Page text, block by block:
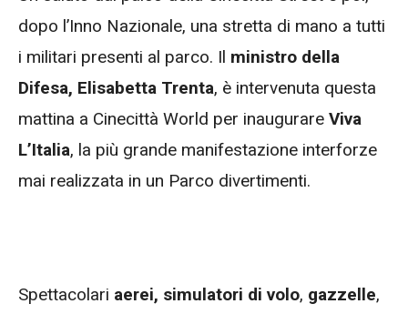
dopo l’Inno Nazionale, una stretta di mano a tutti
i militari presenti al parco. Il ministro della
Difesa, Elisabetta Trenta, è intervenuta questa
mattina a Cinecittà World per inaugurare Viva
L’Italia, la più grande manifestazione interforze
mai realizzata in un Parco divertimenti.
Spettacolari aerei, simulatori di volo, gazzelle,